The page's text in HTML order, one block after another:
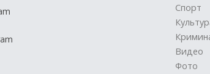
Спорт
Видео
Фото